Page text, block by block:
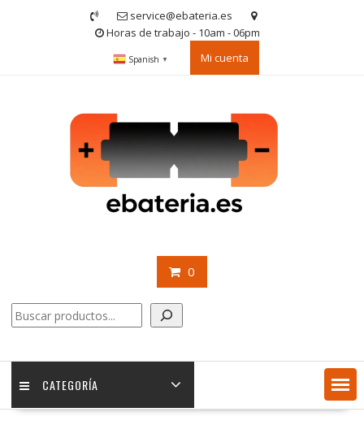
service@ebateria.es
Horas de trabajo - 10am - 06pm
Spanish ▼ Mi cuenta
0
Buscar
CATEGORÍA